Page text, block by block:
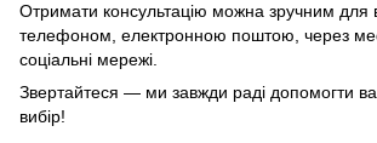
Отримати консультацію можна зручним для
телефоном, електронною поштою, через
соціальні мережі.
Звертайтеся — ми завжди раді допомогти
вибір!